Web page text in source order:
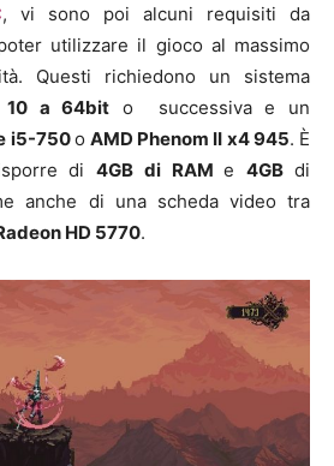
, vi sono poi alcuni requisiti da
utilizzare il gioco al massimo
Questi richiedono un sistema
10 a 64bit o successiva e un
i5-750oAMD Phenom II x4 945. È
di4GB di RAMe4GBdi
anche di una scheda video tra
HD 5770.